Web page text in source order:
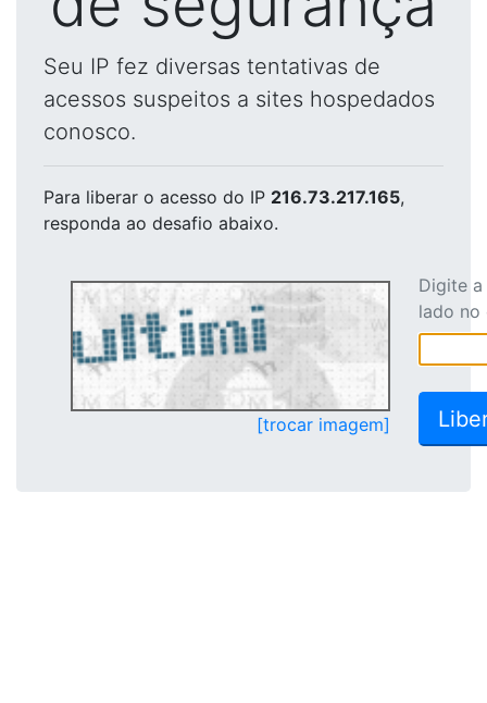
Seu IP fez diversas tentativas de
acessos suspeitos a sites hospedados
conosco.
Para liberar o acesso do IP 216.73.217.165,
responda ao desafio abaixo.
[trocar imagem]
Digite
lado no